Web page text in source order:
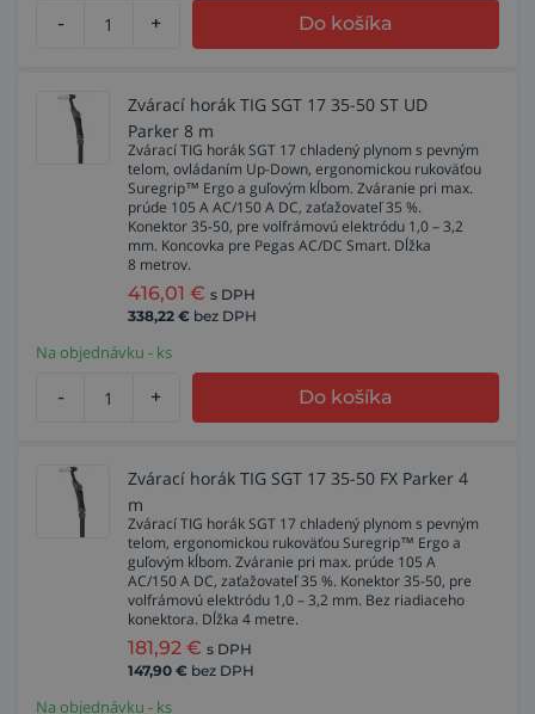
- + Do košíka
Zvárací horák TIG SGT 17 35-50 ST UD
Parker 8 m
Zvárací TIG horák SGT 17 chladený plynom s pevným
telom, ovládaním Up-Down, ergonomickou rukoväťou
Suregrip™ Ergo a guľovým kĺbom. Zváranie pri max.
prúde 105 A AC/150 A DC, zaťažovateľ 35 %.
Konektor 35-50, pre volfrámovú elektródu 1,0 – 3,2
mm. Koncovka pre Pegas AC/DC Smart. Dĺžka
8 metrov.
416,01 € s DPH
338,22 € bez DPH
Na objednávku - ks
- + Do košíka
Zvárací horák TIG SGT 17 35-50 FX Parker 4
m
Zvárací TIG horák SGT 17 chladený plynom s pevným
telom, ergonomickou rukoväťou Suregrip™ Ergo a
guľovým kĺbom. Zváranie pri max. prúde 105 A
AC/150 A DC, zaťažovateľ 35 %. Konektor 35-50, pre
volfrámovú elektródu 1,0 – 3,2 mm. Bez riadiaceho
konektora. Dĺžka 4 metre.
181,92 € s DPH
147,90 € bez DPH
Na objednávku - ks